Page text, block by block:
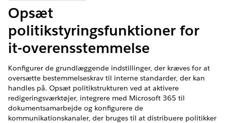
Opsæt
politikstyringsfunktioner for
it-overensstemmelse
Konfigurer de grundlæggende indstillinger, der kræves for at
oversætte bestemmelseskrav til interne standarder, der kan
handles på. Opsæt politikstrukturen ved at aktivere
redigeringsværktøjer, integrere med Microsoft 365 til
dokumentsamarbejde og konfigurere de
kommunikationskanaler, der bruges til at distribuere politikker